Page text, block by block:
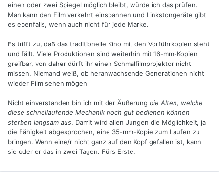
einen oder zwei Spiegel möglich bleibt, würde ich das prüfen.
Man kann den Film verkehrt einspannen und Linkstongeräte gibt
es ebenfalls, wenn auch nicht für jede Marke.
Es trifft zu, daß das traditionelle Kino mit den Vorführkopien steht
und fällt. Viele Produktionen sind weiterhin mit 16-mm-Kopien
greifbar, von daher dürft ihr einen Schmalfilmprojektor nicht
missen. Niemand weiß, ob heranwachsende Generationen nicht
wieder Film sehen mögen.
Nicht einverstanden bin ich mit der Äußerung die Alten, welche
diese schnellaufende Mechanik noch gut bedienen können
sterben langsam aus. Damit wird allen Jungen die Möglichkeit, ja
die Fähigkeit abgesprochen, eine 35-mm-Kopie zum Laufen zu
bringen. Wenn eine/r nicht ganz auf den Kopf gefallen ist, kann
sie oder er das in zwei Tagen. Fürs Erste.